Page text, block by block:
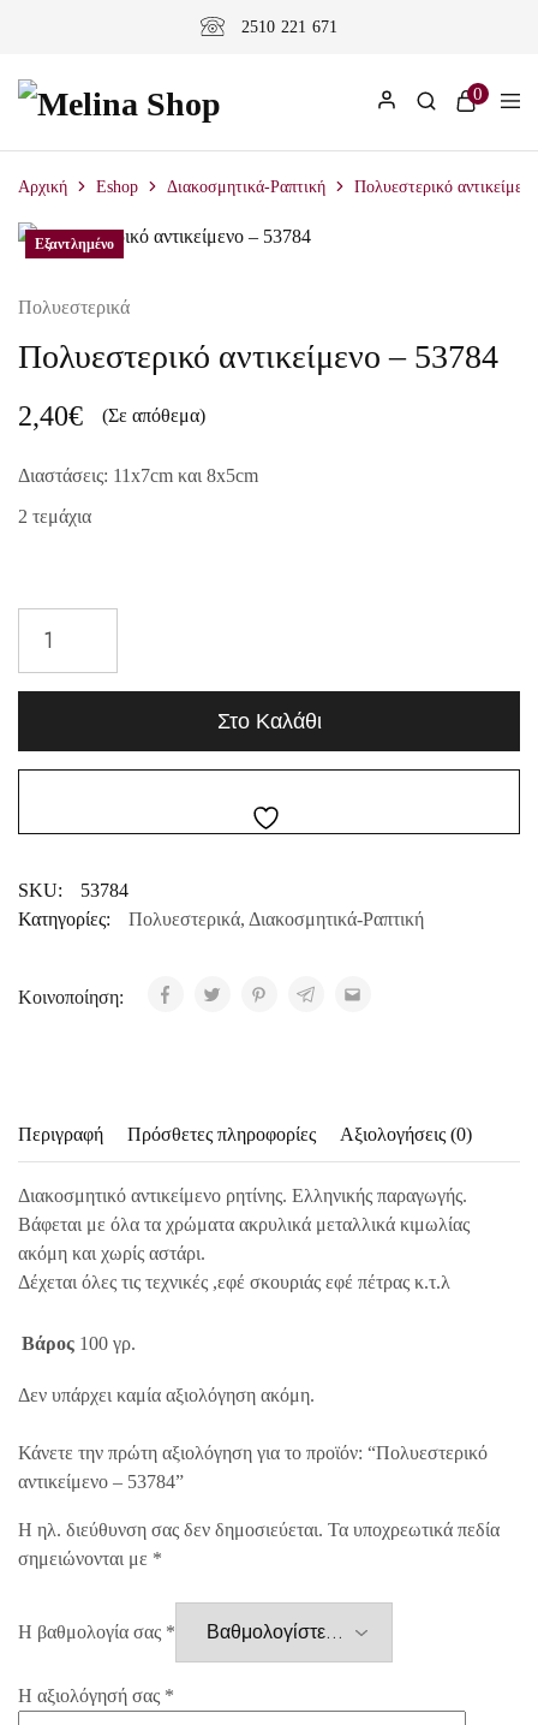
2510 221 671
0
Αρχική Eshop Διακοσμητικά-Ραπτική Πολυεστερικό
Πολυεστερικά
Πολυεστερικό αντικείμενο – 53784
2,40€ (Σε απόθεμα)
Διαστάσεις: 11x7cm και 8x5cm
2 τεμάχια
Στο Καλάθι
SKU:
53784
Κατηγορίες:
Πολυεστερικά, Διακοσμητικά-Ραπτική
Κοινοποίηση:
Περιγραφή Πρόσθετες πληροφορίες Αξιολογήσεις (0)
Διακοσμητικό αντικείμενο ρητίνης. Ελληνικής παραγωγής.
Βάφεται με όλα τα χρώματα ακρυλικά μεταλλικά κιμωλίας
ακόμη και χωρίς αστάρι.
Δέχεται όλες τις τεχνικές ,εφέ σκουριάς εφέ πέτρας κ.τ.λ
Βάρος 100 γρ.
Δεν υπάρχει καμία αξιολόγηση ακόμη.
Κάνετε την πρώτη αξιολόγηση για το προϊόν: “Πολυεστερικό
αντικείμενο – 53784”
Η ηλ. διεύθυνση σας δεν δημοσιεύεται. Τα υποχρεωτικά πεδία
σημειώνονται με *
Η βαθμολογία σας *
Η αξιολόγησή σας *
Εξαντλημένο
Εξαντλημένο